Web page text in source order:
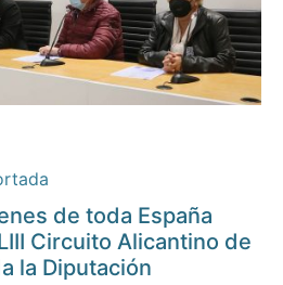
de toda España
Circuito Alicantino de
la Diputación